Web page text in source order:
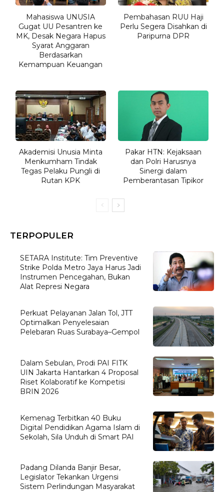
Mahasiswa UNUSIA
Gugat UU Pesantren ke
MK, Desak Negara Hapus
Syarat Anggaran
Berdasarkan
Kemampuan Keuangan
Pembahasan RUU Haji
Perlu Segera Disahkan di
Paripurna DPR
Akademisi Unusia Minta
Menkumham Tindak
Tegas Pelaku Pungli di
Rutan KPK
Pakar HTN: Kejaksaan
dan Polri Harusnya
Sinergi dalam
Pemberantasan Tipikor
TERPOPULER
SETARA Institute: Tim Preventive
Strike Polda Metro Jaya Harus Jadi
Instrumen Pencegahan, Bukan
Alat Represi Negara
Perkuat Pelayanan Jalan Tol, JTT
Optimalkan Penyelesaian
Pelebaran Ruas Surabaya–Gempol
Dalam Sebulan, Prodi PAI FITK
UIN Jakarta Hantarkan 4 Proposal
Riset Kolaboratif ke Kompetisi
BRIN 2026
Kemenag Terbitkan 40 Buku
Digital Pendidikan Agama Islam di
Sekolah, Sila Unduh di Smart PAI
Padang Dilanda Banjir Besar,
Legislator Tekankan Urgensi
Sistem Perlindungan Masyarakat